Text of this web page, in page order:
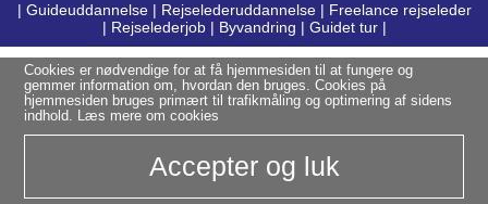
| Guideuddannelse | Rejselederuddannelse | Freelance rejseleder
| Rejselederjob| Byvandring | Guidet tur|
Cookies er nødvendige for at få hjemmesiden til at fungere og
gemmer information om, hvordan den bruges. Cookies på
hjemmesiden bruges primært til trafikmåling og optimering af sidens
indhold. Læs mere om cookies
Accepter og luk